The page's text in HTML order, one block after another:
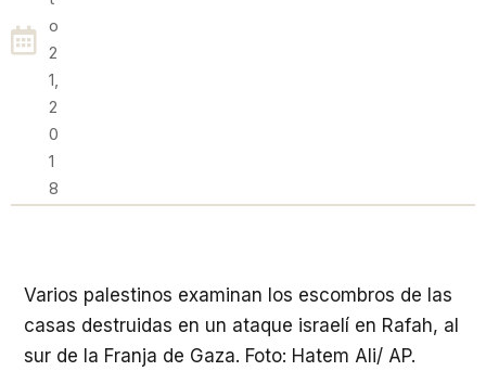
O
2
1,
2
0
1
8
Varios palestinos examinan los escombros de las
casas destruidas en un ataque israelí en Rafah, al
sur de la Franja de Gaza. Foto: Hatem Ali/ AP.